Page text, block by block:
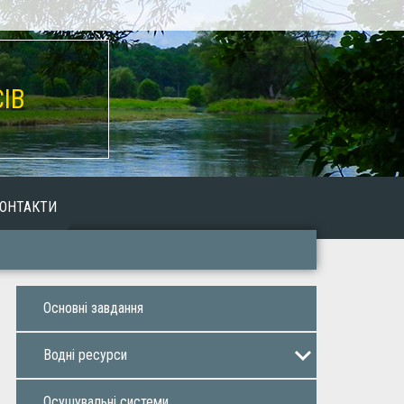
Основнi завдaння
Воднi ресурси